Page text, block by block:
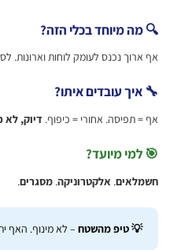
מיוחד בכלי הזה?
נכנס לעומק לוחות וארונות. לסתות
עובדים איתו?
תפיסה. אחורי = כיפוף. דיוק, לא כוח .
מיועד?
.אלקטרוניקה.מסגרים.
טיפ מהשטח– לא מינוף. האף יתעקם.